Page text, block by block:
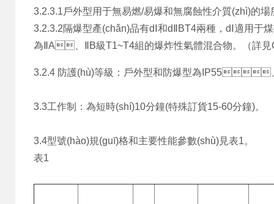
3.2.3.1戶外型用于無易燃/易爆和無腐蝕性介質(zhì)的場所
3.2.3.2隔爆型產(chǎn)品有dⅠ和dⅡBT4兩種，dⅠ適用于煤
為ⅡA、ⅡB級T1~T4組的爆炸性氣體混合物。（詳
3.2.4 防護(hù)等級：戶外型和防爆型為
3.3工作制：為短時(shí)10分鐘(特殊訂貨15-60分鐘)。
3.4型號(hào)規(guī)格和主要性能參數(shù)見表1。
表1